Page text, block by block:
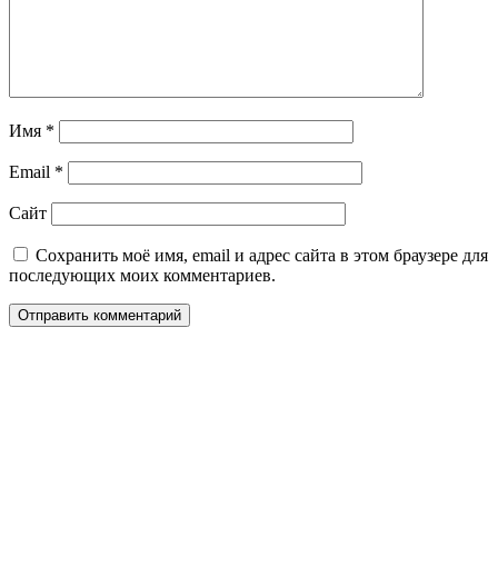
Имя *
Email *
Сайт
Сохранить моё имя, email и адрес сайта в этом браузере для
последующих моих комментариев.